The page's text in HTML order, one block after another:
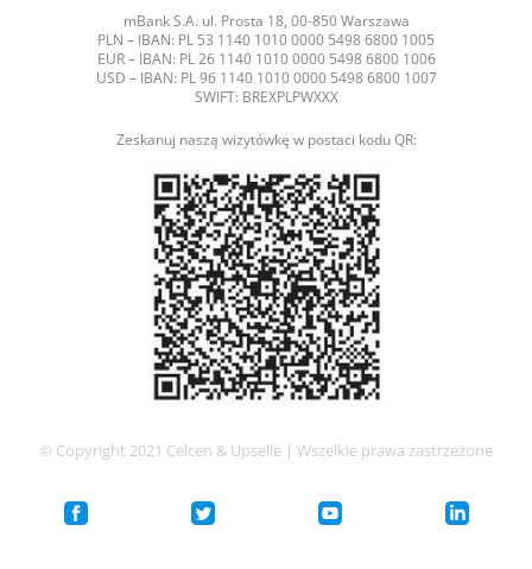
mBank S.A. ul. Prosta 18, 00-850 Warszawa
PLN – IBAN: PL 53 1140 1010 0000 5498 6800 1005
EUR – IBAN: PL 26 1140 1010 0000 5498 6800 1006
USD – IBAN: PL 96 1140 1010 0000 5498 6800 1007
SWIFT: BREXPLPWXXX
Zeskanuj naszą wizytówkę w postaci kodu QR:
© Copyright 2021 Celcen & Upselle | Wszelkie prawa zastrzeżone